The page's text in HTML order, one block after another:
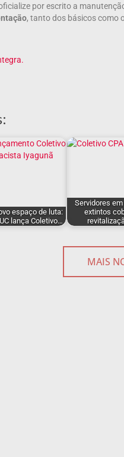
por escrito a
, tanto dos básicos como
espaço de luta:
lança Coletivo…
Servidores
extintos
MAIS